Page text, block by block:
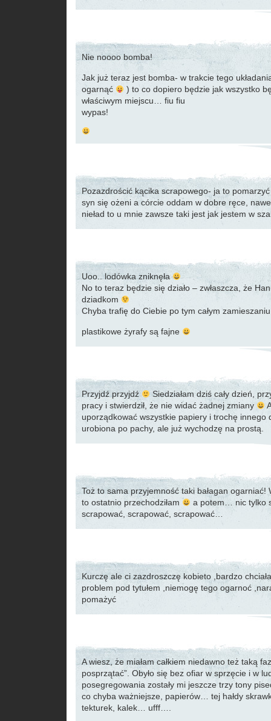
Nie noooo bomba!
Jak już teraz jest bomba- w trakcie tego
ogarnąć
) to co dopiero będzie jak wszystko
właściwym miejscu… fiu fiu
wypas!
Pozazdrościć kącika scrapowego- ja to
syn się ożeni a córcie oddam w dobre ręce,
nieład to u mnie zawsze taki jest jak jestem w
Uoo.. lodówka zniknęła
No to teraz będzie się działo – zwłaszcza, że
dziadkom
Chyba trafię do Ciebie po tym całym
plastikowe żyrafy są fajne
Przyjdź przyjdź
Siedziałam dziś cały dzień,
pracy i stwierdził, że nie widać żadnej zmiany
uporządkować wszystkie papiery i trochę innego
urobiona po pachy, ale już wychodzę na prostą.
Toż to sama przyjemność taki bałagan ogarniać!
to ostatnio przechodziłam
a potem… nic tylko
scrapować, scrapować, scrapować…
Kurczę ale ci zazdroszczę kobieto ,bardzo
problem pod tytułem ,niemogę tego ogarnoć
pomażyć
A wiesz, że miałam całkiem niedawno też taką
posprzątać”. Obyło się bez ofiar w sprzęcie i w
posegregowania zostały mi jeszcze trzy tony
co chyba ważniejsze, papierów… tej hałdy
tekturek, kalek… ufff….